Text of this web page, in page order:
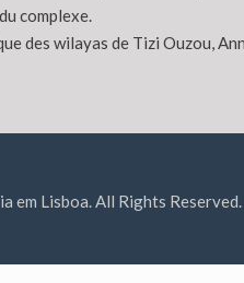
complexe.
des wilayas de Tizi Ouzou,
em Lisboa. All Rights Reserved.